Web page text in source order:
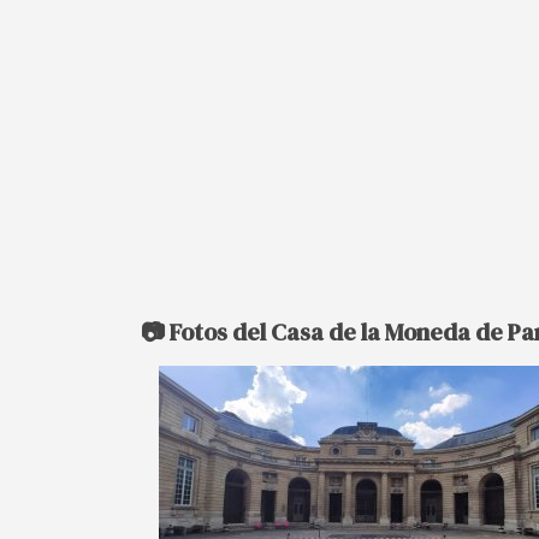
📷 Fotos del Casa de la Moneda de